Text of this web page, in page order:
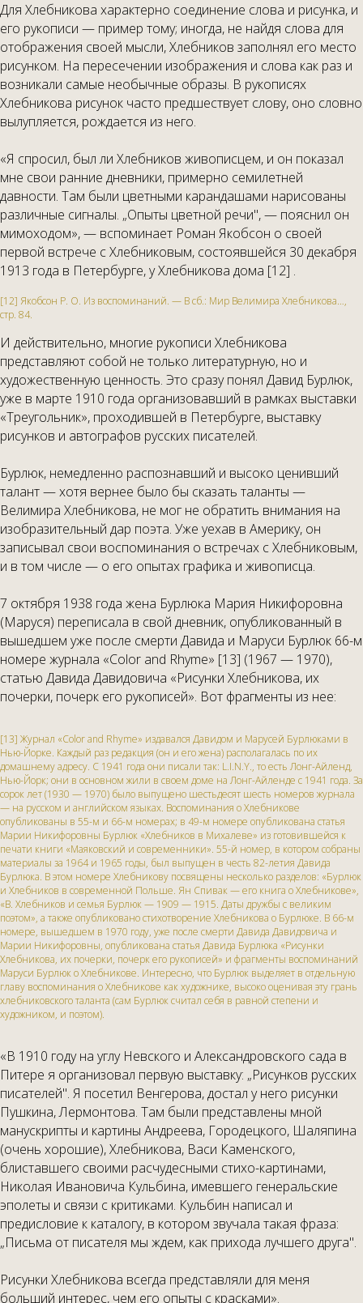
Для Хлебникова характерно соединение слова и рисунка, и
его рукописи — пример тому; иногда, не найдя слова для
отображения своей мысли, Хлебников заполнял его место
рисунком. На пересечении изображения и слова как раз и
возникали самые необычные образы. В рукописях
Хлебникова рисунок часто предшествует слову, оно словно
вылупляется, рождается из него.
«Я спросил, был ли Хлебников живописцем, и он показал
мне свои ранние дневники, примерно семилетней
давности. Там были цветными карандашами нарисованы
различные сигналы. „Опыты цветной речи", — пояснил он
мимоходом», — вспоминает Роман Якобсон о своей
первой встрече с Хлебниковым, состоявшейся 30 декабря
1913 года в Петербурге, у Хлебникова дома [12] .
[12] Якобсон Р. О. Из воспоминаний. — В сб.: Мир Велимира Хлебникова…,
стр. 84.
И действительно, многие рукописи Хлебникова
представляют собой не только литературную, но и
художественную ценность. Это сразу понял Давид Бурлюк,
уже в марте 1910 года организовавший в рамках выставки
«Треугольник», проходившей в Петербурге, выставку
рисунков и автографов русских писателей.
Бурлюк, немедленно распознавший и высоко ценивший
талант — хотя вернее было бы сказать таланты —
Велимира Хлебникова, не мог не обратить внимания на
изобразительный дар поэта. Уже уехав в Америку, он
записывал свои воспоминания о встречах с Хлебниковым,
и в том числе — о его опытах графика и живописца.
7 октября 1938 года жена Бурлюка Мария Никифоровна
(Маруся) переписала в свой дневник, опубликованный в
вышедшем уже после смерти Давида и Маруси Бурлюк 66-м
номере журнала «Color and Rhyme» [13] (1967 — 1970),
статью Давида Давидовича «Рисунки Хлебникова, их
почерки, почерк его рукописей». Вот фрагменты из нее:
[13] Журнал «Color and Rhyme» издавался Давидом и Марусей Бурлюками в
Нью-Йорке. Каждый раз редакция (он и его жена) располагалась по их
домашнему адресу. С 1941 года они писали так: L.I.N.Y., то есть Лонг-Айленд,
Нью-Йорк; они в основном жили в своем доме на Лонг-Айленде с 1941 года. За
сорок лет (1930 — 1970) было выпущено шестьдесят шесть номеров журнала
— на русском и английском языках. Воспоминания о Хлебникове
опубликованы в 55-м и 66-м номерах; в 49-м номере опубликована статья
Марии Никифоровны Бурлюк «Хлебников в Михалеве» из готовившейся к
печати книги «Маяковский и современники». 55-й номер, в котором собраны
материалы за 1964 и 1965 годы, был выпущен в честь 82-летия Давида
Бурлюка. В этом номере Хлебникову посвящены несколько разделов: «Бурлюк
и Хлебников в современной Польше. Ян Спивак — его книга о Хлебникове»,
«В. Хлебников и семья Бурлюк — 1909 — 1915. Даты дружбы с великим
поэтом», а также опубликовано стихотворение Хлебникова о Бурлюке. В 66-м
номере, вышедшем в 1970 году, уже после смерти Давида Давидовича и
Марии Никифоровны, опубликована статья Давида Бурлюка «Рисунки
Хлебникова, их почерки, почерк его рукописей» и фрагменты воспоминаний
Маруси Бурлюк о Хлебникове. Интересно, что Бурлюк выделяет в отдельную
главу воспоминания о Хлебникове как художнике, высоко оценивая эту грань
хлебниковского таланта (сам Бурлюк считал себя в равной степени и
художником, и поэтом).
«В 1910 году на углу Невского и Александровского сада в
Питере я организовал первую выставку: „Рисунков русских
писателей". Я посетил Венгерова, достал у него рисунки
Пушкина, Лермонтова. Там были представлены мной
манускрипты и картины Андреева, Городецкого, Шаляпина
(очень хорошие), Хлебникова, Васи Каменского,
блиставшего своими расчудесными стихо-картинами,
Николая Ивановича Кульбина, имевшего генеральские
эполеты и связи с критиками. Кульбин написал и
предисловие к каталогу, в котором звучала такая фраза:
„Письма от писателя мы ждем, как прихода лучшего друга".
Рисунки Хлебникова всегда представляли для меня
больший интерес, чем его опыты с красками».